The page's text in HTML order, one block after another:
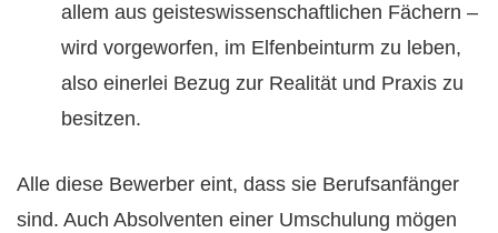
allem aus geisteswissenschaftlichen Fächern –
wird vorgeworfen, im Elfenbeinturm zu leben,
also einerlei Bezug zur Realität und Praxis zu
besitzen.
Alle diese Bewerber eint, dass sie Berufsanfänger
sind. Auch Absolventen einer Umschulung mögen